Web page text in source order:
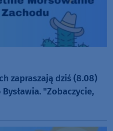
zapraszają dziś (8.08)
"Zobaczycie,